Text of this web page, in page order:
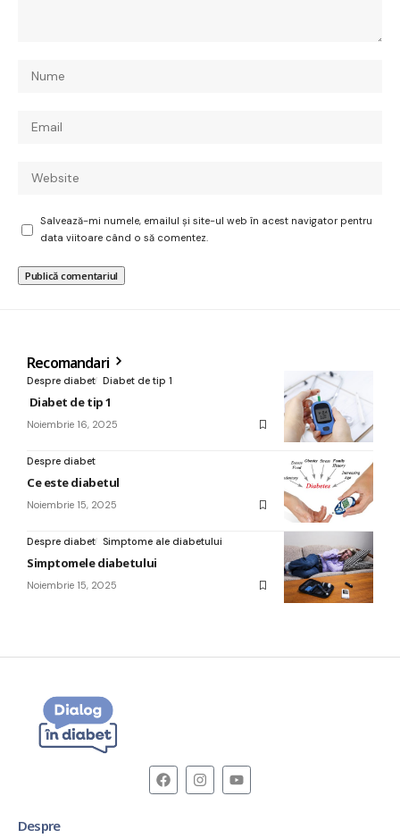
Salvează-mi numele, emailul și site-ul web în acest navigator pentru
data viitoare când o să comentez.
Recomandari
Despre diabet Diabet de tip 1
Diabet de tip 1
Noiembrie 16, 2025
Despre diabet
Ce este diabetul
Noiembrie 15, 2025
Despre diabet Simptome ale diabetului
Simptomele diabetului
Noiembrie 15, 2025
Despre